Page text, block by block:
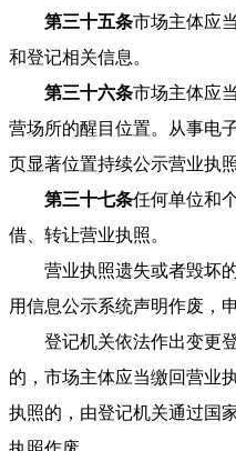
第三十五条市场主体应
和登记相关信息。
第三十六条市场主体应
营场所的醒目位置。从事电
页显著位置持续公示营业执
第三十七条任何单位和
借、转让营业执照。
营业执照遗失或者毁坏的
用信息公示系统声明作废，
登记机关依法作出变更登
的，市场主体应当缴回营业
执照的，由登记机关通过国